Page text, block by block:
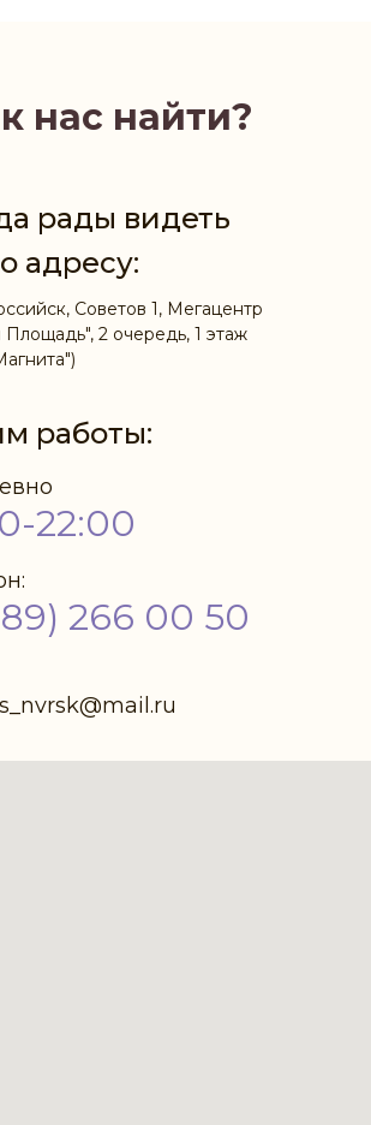
нас найти?
рады видеть
адресу:
Советов 1, Мегацентр
Площадь", 2 очередь, 1 этаж
работы:
22:00
266 00 50